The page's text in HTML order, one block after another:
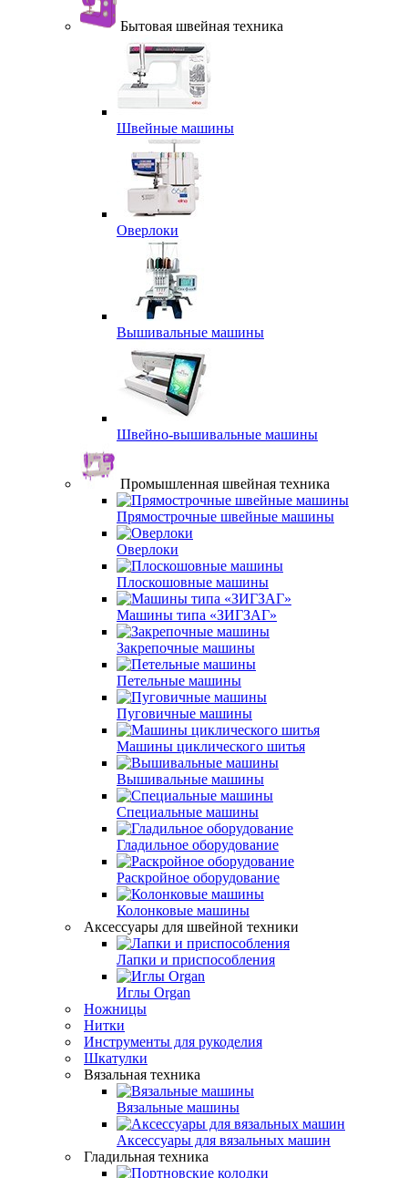
Бытовая швейная техника
Швейные машины
Оверлоки
Вышивальные машины
Швейно-вышивальные машины
Промышленная швейная техника
Прямострочные швейные машины
Оверлоки
Плоскошовные машины
Машины типа «ЗИГЗАГ»
Закрепочные машины
Петельные машины
Пуговичные машины
Машины циклического шитья
Вышивальные машины
Специальные машины
Гладильное оборудование
Раскройное оборудование
Колонковые машины
Аксессуары для швейной техники
Лапки и приспособления
Иглы Organ
Ножницы
Нитки
Инструменты для рукоделия
Шкатулки
Вязальная техника
Вязальные машины
Аксессуары для вязальных машин
Гладильная техника